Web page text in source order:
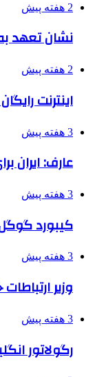
2 هفته پیش
نشان تعهد
2 هفته پیش
اینترنت رایگان در ۱۰۰ نقطه از مسیر راهپیمایی اربعین/
3 هفته پیش
عارف: ایران
3 هفته پیش
کیبورد
3 هفته پیش
وزیر
3 هفته پیش
رگولاتور